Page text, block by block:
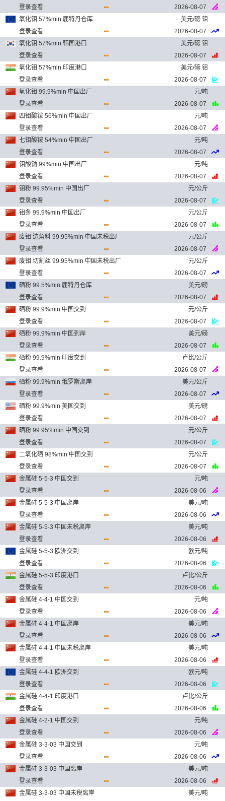
登录查看
2026-08-07
氧化钼 57%min 鹿特丹仓库
美元/磅 钼
登录查看
2026-08-07
氧化钼 57%min 韩国港口
美元/磅 钼
登录查看
2026-08-07
氧化钼 57%min 印度港口
美元/磅 钼
登录查看
2026-08-07
氧化钼 99.9%min 中国出厂
元/吨
登录查看
2026-08-07
四钼酸铵 56%min 中国出厂
元/吨
登录查看
2026-08-07
七钼酸铵 54%min 中国出厂
元/吨
登录查看
2026-08-07
钼酸钠 99%min 中国出厂
元/吨
登录查看
2026-08-07
钼粉 99.95%min 中国出厂
元/公斤
登录查看
2026-08-07
钼条 99.9%min 中国出厂
元/公斤
登录查看
2026-08-07
废钼 边角料 99.95%min 中国未税出厂
元/公斤
登录查看
2026-08-07
废钼 切割丝 99.95%min 中国未税出厂
元/公斤
登录查看
2026-08-07
硒粉 99.5%min 鹿特丹仓库
美元/磅
登录查看
2026-08-07
硒粉 99.9%min 中国交到
元/公斤
登录查看
2026-08-07
硒粉 99.9%min 中国到岸
美元/磅
登录查看
2026-08-07
硒粉 99.9%min 印度交到
卢比/公斤
登录查看
2026-08-07
硒粉 99.9%min 俄罗斯离岸
美元/公斤
登录查看
2026-08-07
硒粉 99.9%min 美国交到
美元/磅
登录查看
2026-08-07
硒粉 99.95%min 中国交到
元/公斤
登录查看
2026-08-07
二氧化硒 98%min 中国交到
元/公斤
登录查看
2026-08-07
金属硅 5-5-3 中国交到
元/吨
登录查看
2026-08-06
金属硅 5-5-3 中国离岸
美元/吨
登录查看
2026-08-06
金属硅 5-5-3 中国未税离岸
美元/吨
登录查看
2026-08-06
金属硅 5-5-3 欧洲交到
欧元/吨
登录查看
2026-08-06
金属硅 5-5-3 印度港口
卢比/公斤
登录查看
2026-08-06
金属硅 4-4-1 中国交到
元/吨
登录查看
2026-08-06
金属硅 4-4-1 中国离岸
美元/吨
登录查看
2026-08-06
金属硅 4-4-1 中国未税离岸
美元/吨
登录查看
2026-08-06
金属硅 4-4-1 欧洲交到
欧元/吨
登录查看
2026-08-06
金属硅 4-4-1 印度港口
卢比/公斤
登录查看
2026-08-06
金属硅 4-2-1 中国交到
元/吨
登录查看
2026-08-06
金属硅 3-3-03 中国交到
元/吨
登录查看
2026-08-06
金属硅 3-3-03 中国离岸
美元/吨
登录查看
2026-08-06
金属硅 3-3-03 中国未税离岸
美元/吨